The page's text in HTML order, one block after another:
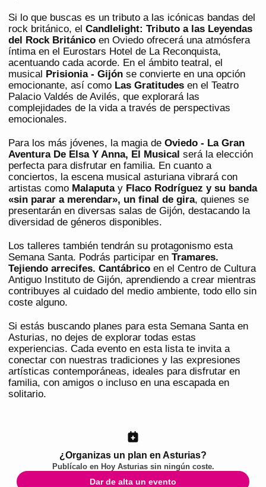
Si lo que buscas es un tributo a las icónicas bandas del
rock británico, el Candlelight: Tributo a las Leyendas
del Rock Británico en Oviedo ofrecerá una atmósfera
íntima en el Eurostars Hotel de La Reconquista,
acentuando cada acorde. En el ámbito teatral, el
musical Prisionia - Gijón se convierte en una opción
emocionante, así como Las Gratitudes en el Teatro
Palacio Valdés de Avilés, que explorará las
complejidades de la vida a través de perspectivas
emocionales.
Para los más jóvenes, la magia de Oviedo - La Gran
Aventura De Elsa Y Anna, El Musical será la elección
perfecta para disfrutar en familia. En cuanto a
conciertos, la escena musical asturiana vibrará con
artistas como Malaputay Flaco Rodríguez y su banda
«sin parar a merendar», un final de gira, quienes se
presentarán en diversas salas de Gijón, destacando la
diversidad de géneros disponibles.
Los talleres también tendrán su protagonismo esta
Semana Santa. Podrás participar en Tramares.
Tejiendo arrecifes. Cantábrico en el Centro de Cultura
Antiguo Instituto de Gijón, aprendiendo a crear mientras
contribuyes al cuidado del medio ambiente, todo ello sin
coste alguno.
Si estás buscando planes para esta Semana Santa en
Asturias, no dejes de explorar todas estas
experiencias. Cada evento en esta lista te invita a
conectar con nuestras tradiciones y las expresiones
artísticas contemporáneas, ideales para disfrutar en
familia, con amigos o incluso en una escapada en
solitario.
¿Organizas un plan en Asturias?
Publícalo en Hoy Asturiassin ningún coste.
Dar de alta un evento